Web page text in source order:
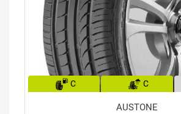
C C
AUSTONE